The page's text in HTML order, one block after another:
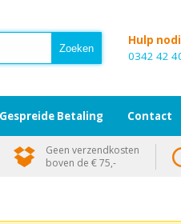
Hulp
0342 42
Gespreide Betaling Contact
Geen verzendkosten
boven de € 75,-